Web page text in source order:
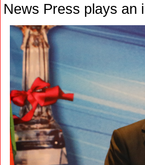
News Press plays an